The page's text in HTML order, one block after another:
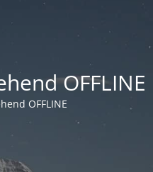
OFFLINE
OFFLINE